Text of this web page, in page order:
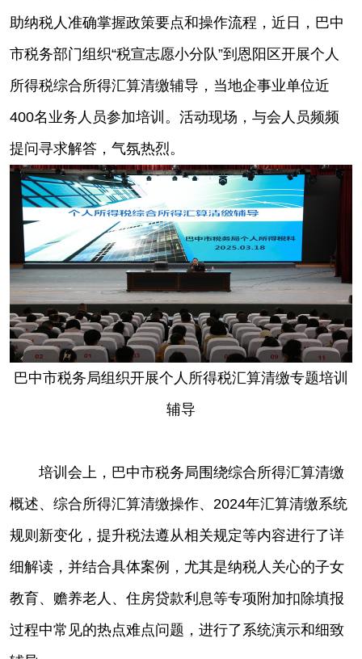
助纳税人准确掌握政策要点和操作流程，近日，巴中
市税务部门组织“税宣志愿小分队”到恩阳区开展个人
所得税综合所得汇算清缴辅导，当地企事业单位近
400名业务人员参加培训。活动现场，与会人员频频
提问寻求解答，气氛热烈。
巴中市税务局组织开展个人所得税汇算清缴专题培训
辅导
培训会上，巴中市税务局围绕综合所得汇算清缴
概述、综合所得汇算清缴操作、2024年汇算清缴系统
规则新变化，提升税法遵从相关规定等内容进行了详
细解读，并结合具体案例，尤其是纳税人关心的子女
教育、赡养老人、住房贷款利息等专项附加扣除填报
过程中常见的热点难点问题，进行了系统演示和细致